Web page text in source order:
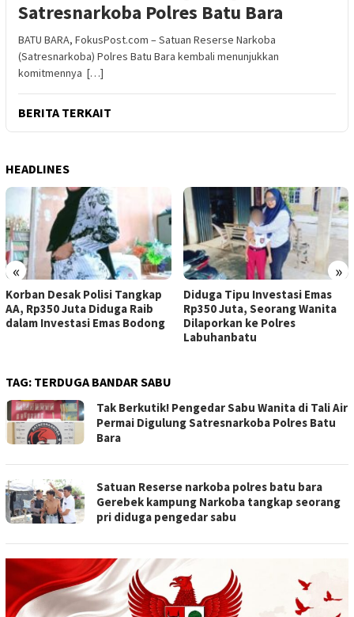
Satresnarkoba Polres Batu Bara
BATU BARA, FokusPost.com – Satuan Reserse Narkoba
(Satresnarkoba) Polres Batu Bara kembali menunjukkan
komitmennya […]
BERITA TERKAIT
HEADLINES
« »
Korban Desak Polisi Tangkap
AA, Rp350 Juta Diduga Raib
dalam Investasi Emas Bodong
Diduga Tipu Investasi Emas
Rp350 Juta, Seorang Wanita
Dilaporkan ke Polres
Labuhanbatu
TAG: TERDUGA BANDAR SABU
Tak Berkutik! Pengedar Sabu Wanita di Tali Air
Permai Digulung Satresnarkoba Polres Batu
Bara
Satuan Reserse narkoba polres batu bara
Gerebek kampung Narkoba tangkap seorang
pri diduga pengedar sabu